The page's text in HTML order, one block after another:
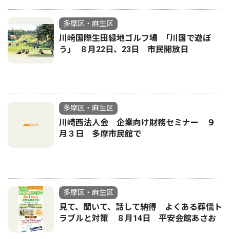
多摩区・麻生区
川崎国際生田緑地ゴルフ場 ｢川国で遊ぼ
う｣ ８月22日、23日 市民開放日
多摩区・麻生区
川崎西法人会 企業向け財務セミナー ９
月３日 多摩市民館で
多摩区・麻生区
見て、聞いて、話して納得 よくある葬儀ト
ラブルと対策 ８月14日 平安会館あさお